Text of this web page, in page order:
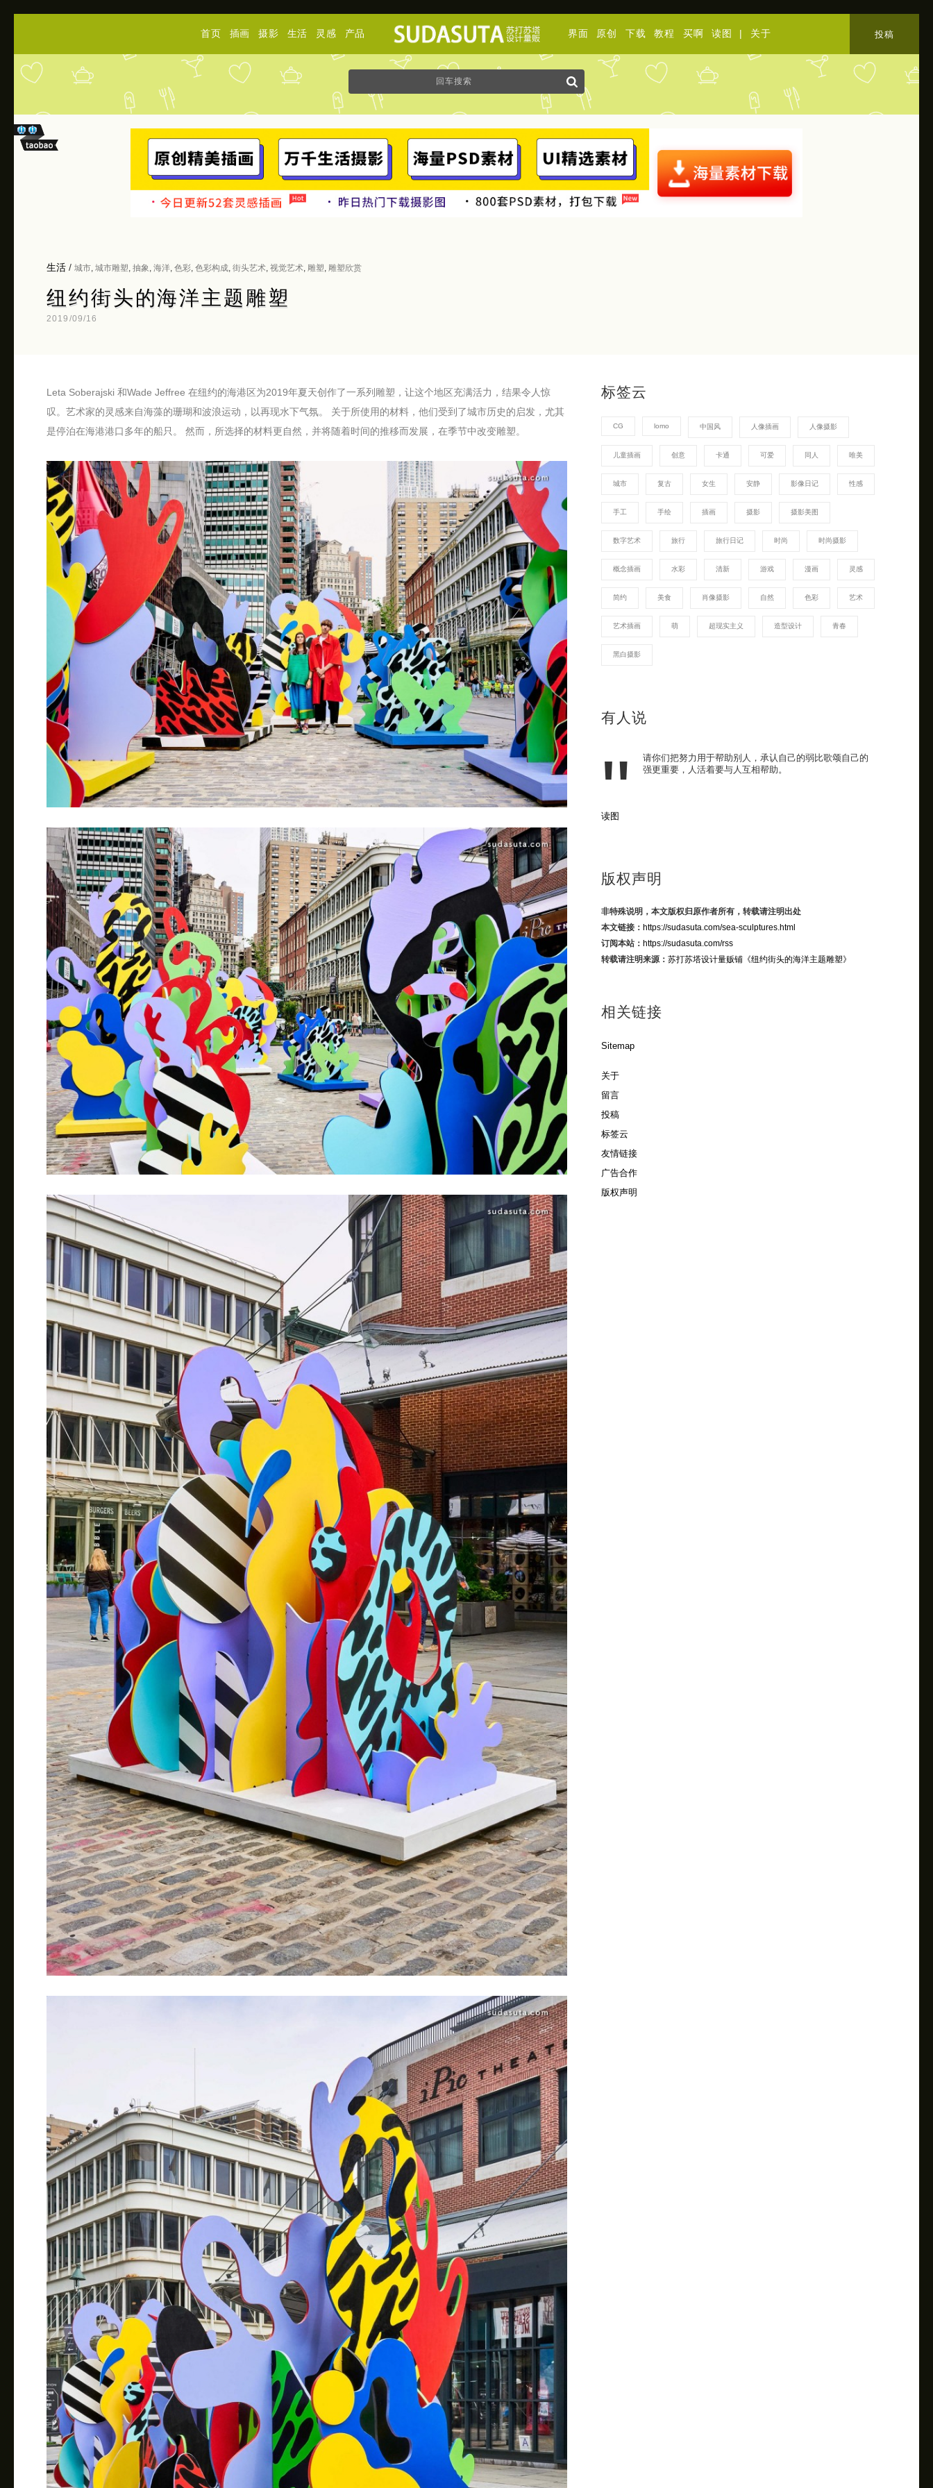
首页 插画 摄影 生活 灵感 产品 界面 原创 下载 教程 买啊 读图 | 关于 投稿
生活 / 城市 城市雕塑 抽象 海洋 色彩 色彩构成 街头艺术 视觉艺术 雕塑 雕塑欣赏
纽约街头的海洋主题雕塑
2019/09/16
Leta Soberajski 和Wade Jeffree 在纽约的海港区为2019年夏天创作了一系列雕塑，让这个地区充满活力，结果令人惊
叹。艺术家的灵感来自海藻的珊瑚和波浪运动，以再现水下气氛。 关于所使用的材料，他们受到了城市历史的启发，尤其
是停泊在海港港口多年的船只。 然而，所选择的材料更自然，并将随着时间的推移而发展，在季节中改变雕塑。
标签云
CG lomo 中国风 人像插画 人像摄影
儿童插画 创意 卡通 可爱 同人 唯美
城市 复古 女生 安静 影像日记 性感
手工 手绘 插画 摄影 摄影美图
数字艺术 旅行 旅行日记 时尚 时尚摄影
概念插画 水彩 清新 游戏 漫画 灵感
简约 美食 肖像摄影 自然 色彩 艺术
艺术插画 萌 超现实主义 造型设计 青春
黑白摄影
有人说
请你们把努力用于帮助别人，承认自己的弱比歌颂自己的
强更重要，人活着要与人互相帮助。
读图
版权声明
非特殊说明，本文版权归原作者所有，转载请注明出处
本文链接： https://sudasuta.com/sea-sculptures.html
订阅本站： https://sudasuta.com/rss
转载请注明来源： 苏打苏塔设计量贩铺《纽约街头的海洋主题雕塑》
相关链接
Sitemap
关于
留言
投稿
标签云
友情链接
广告合作
版权声明